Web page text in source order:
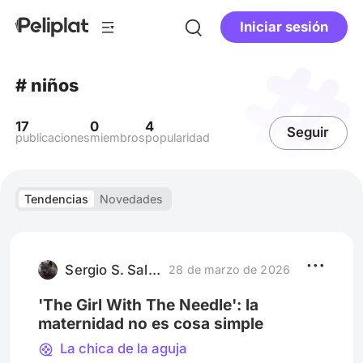
Iniciar sesión
# niños
17
publicaciones
0
miembros
4
popularidad Seguir
Tendencias Novedades
Sergio S. Saldaña 28 de marzo de 2026
'The Girl With The Needle': la
maternidad no es cosa simple
La chica de la aguja